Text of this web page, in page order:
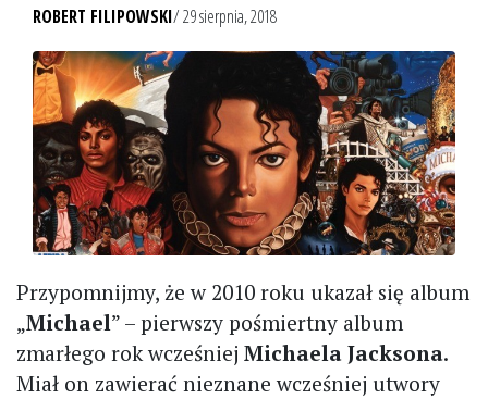
ROBERT FILIPOWSKI/ 29 sierpnia, 2018
Przypomnijmy, że w 2010 roku ukazał się album
„Michael” – pierwszy pośmiertny album
zmarłego rok wcześniej Michaela Jacksona.
Miał on zawierać nieznane wcześniej utwory